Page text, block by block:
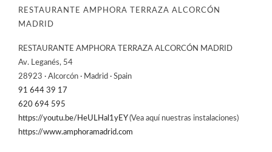
RESTAURANTE AMPHORA TERRAZA ALCORCÓN
MADRID
RESTAURANTE AMPHORA TERRAZA ALCORCÓN MADRID
Av. Leganés, 54
28923 · Alcorcón · Madrid · Spain
91 644 39 17
620 694 595
https://youtu.be/HeULHal1yEY(Vea aquí nuestras instalaciones)
https://www.amphoramadrid.com